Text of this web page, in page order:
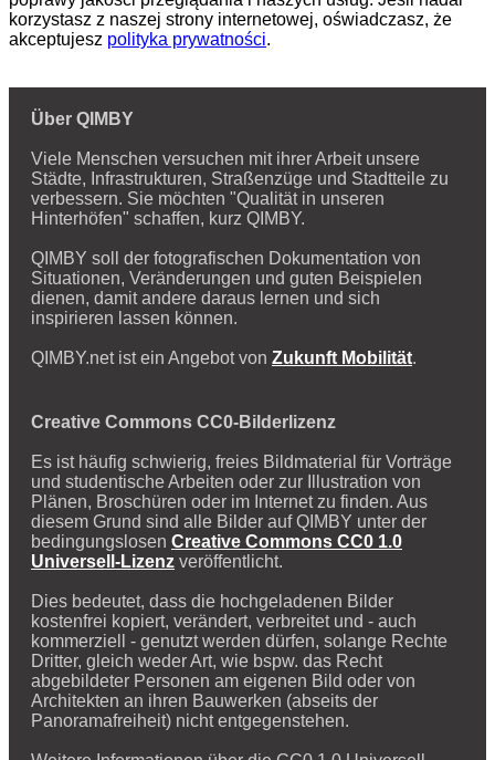
korzystasz z naszej strony internetowej, oświadczasz, że
akceptujesz polityka prywatności.
Über QIMBY
Viele Menschen versuchen mit ihrer Arbeit unsere
Städte, Infrastrukturen, Straßenzüge und Stadtteile zu
verbessern. Sie möchten "Qualität in unseren
Hinterhöfen" schaffen, kurz QIMBY.
QIMBY soll der fotografischen Dokumentation von
Situationen, Veränderungen und guten Beispielen
dienen, damit andere daraus lernen und sich
inspirieren lassen können.
QIMBY.net ist ein Angebot von Zukunft Mobilität.
Creative Commons CC0-Bilderlizenz
Es ist häufig schwierig, freies Bildmaterial für Vorträge
und studentische Arbeiten oder zur Illustration von
Plänen, Broschüren oder im Internet zu finden. Aus
diesem Grund sind alle Bilder auf QIMBY unter der
bedingungslosen Creative Commons CC0 1.0
Universell-Lizenz veröffentlicht.
Dies bedeutet, dass die hochgeladenen Bilder
kostenfrei kopiert, verändert, verbreitet und - auch
kommerziell - genutzt werden dürfen, solange Rechte
Dritter, gleich weder Art, wie bspw. das Recht
abgebildeter Personen am eigenen Bild oder von
Architekten an ihren Bauwerken (abseits der
Panoramafreiheit) nicht entgegenstehen.